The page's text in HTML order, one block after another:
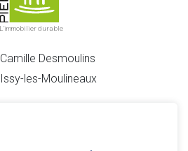
L'immobilier durable
Desmoulins
les-Moulineaux